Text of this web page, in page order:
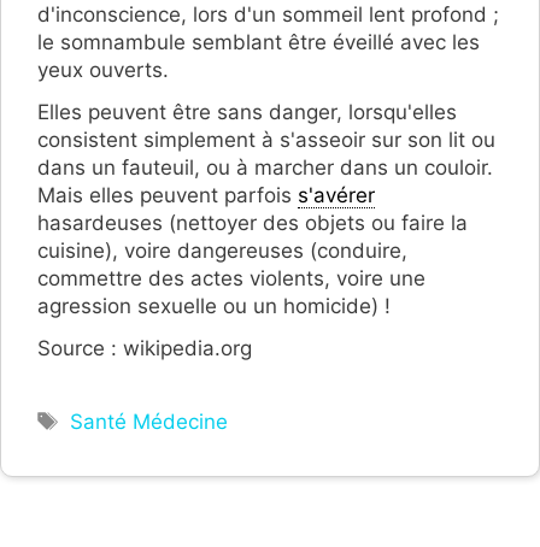
d'inconscience, lors d'un sommeil lent profond ;
le somnambule semblant être éveillé avec les
yeux ouverts.
Elles peuvent être sans danger, lorsqu'elles
consistent simplement à s'asseoir sur son lit ou
dans un fauteuil, ou à marcher dans un couloir.
Mais elles peuvent parfois s'avérer
hasardeuses (nettoyer des objets ou faire la
cuisine), voire dangereuses (conduire,
commettre des actes violents, voire une
agression sexuelle ou un homicide) !
Source : wikipedia.org
Étiquettes
Santé Médecine